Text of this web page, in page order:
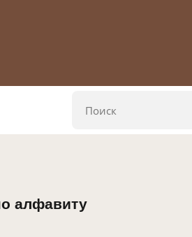
алфавиту